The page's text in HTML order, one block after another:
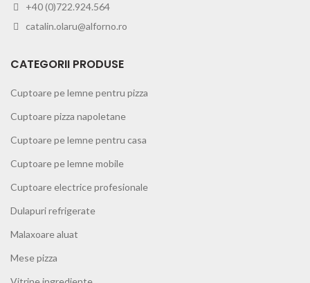
+40 (0)722.924.564
catalin.olaru@alforno.ro
CATEGORII PRODUSE
Cuptoare pe lemne pentru pizza
Cuptoare pizza napoletane
Cuptoare pe lemne pentru casa
Cuptoare pe lemne mobile
Cuptoare electrice profesionale
Dulapuri refrigerate
Malaxoare aluat
Mese pizza